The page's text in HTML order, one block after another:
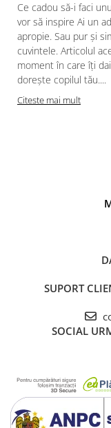
Ce cadou să-i faci
vor să inspire Ai un
apropie. Sau pur și
cuvintele. Articolul
moment în care îți
dorește copilul tău....
Citeste mai mult
SUPORT
SOCIAL